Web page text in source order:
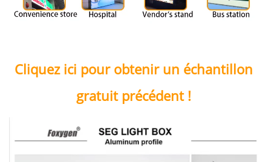
Cliquez ici pour obtenir un échantillon
gratuit précédent !